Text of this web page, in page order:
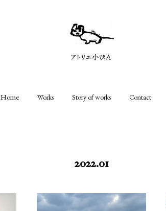
Home Works Story of works Contact
2022.01